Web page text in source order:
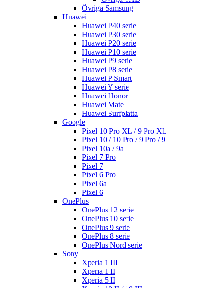
Övriga Samsung
Huawei
Huawei P40 serie
Huawei P30 serie
Huawei P20 serie
Huawei P10 serie
Huawei P9 serie
Huawei P8 serie
Huawei P Smart
Huawei Y serie
Huawei Honor
Huawei Mate
Huawei Surfplatta
Google
Pixel 10 Pro XL / 9 Pro XL
Pixel 10 / 10 Pro / 9 Pro / 9
Pixel 10a / 9a
Pixel 7 Pro
Pixel 7
Pixel 6 Pro
Pixel 6a
Pixel 6
OnePlus
OnePlus 12 serie
OnePlus 10 serie
OnePlus 9 serie
OnePlus 8 serie
OnePlus Nord serie
Sony
Xperia 1 III
Xperia 1 II
Xperia 5 II